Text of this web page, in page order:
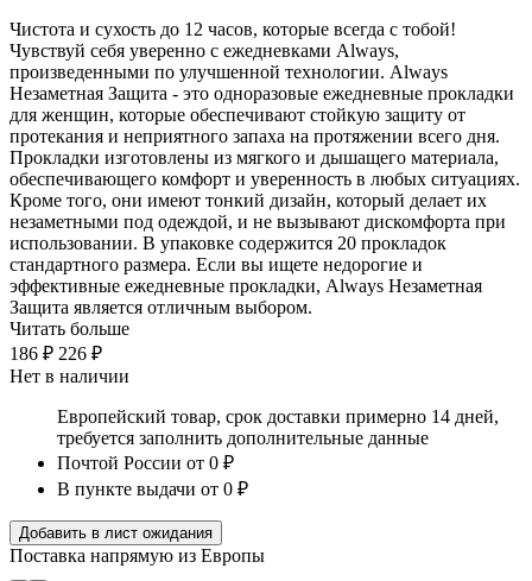
Чистота и сухость до 12 часов, которые всегда с тобой!
Чувствуй себя уверенно с ежедневками Always,
произведенными по улучшенной технологии. Always
Незаметная Защита - это одноразовые ежедневные прокладки
для женщин, которые обеспечивают стойкую защиту от
протекания и неприятного запаха на протяжении всего дня.
Прокладки изготовлены из мягкого и дышащего материала,
обеспечивающего комфорт и уверенность в любых ситуациях.
Кроме того, они имеют тонкий дизайн, который делает их
незаметными под одеждой, и не вызывают дискомфорта при
использовании. В упаковке содержится 20 прокладок
стандартного размера. Если вы ищете недорогие и
эффективные ежедневные прокладки, Always Незаметная
Защита является отличным выбором.
Читать больше
186 ₽ 226 ₽
Нет в наличии
Европейский товар, срок доставки примерно 14 дней,
требуется заполнить дополнительные данные
Почтой России от 0 ₽
В пункте выдачи от 0 ₽
Добавить в лист ожидания
Поставка напрямую из Европы